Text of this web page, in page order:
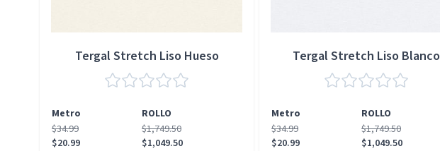
Tergal Stretch Liso Hueso
Metro
ROLLO
$34.99
$20.99
$1,749.50
$1,049.50
Tergal Stretch Liso Blanco
Metro
ROLLO
$34.99
$20.99
$1,749.50
$1,049.50